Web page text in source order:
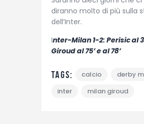
diranno molto di più sulla
dell’Inter.
Inter-Milan 1-2: Perisic al
Giroud al 75’ e al 78’
Tags: calcio
derby
inter
milan giroud